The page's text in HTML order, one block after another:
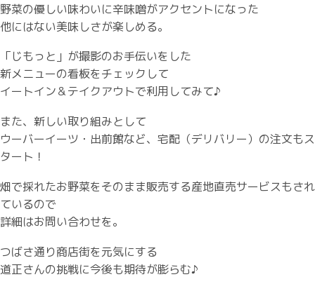
野菜の優しい味わいに辛味噌がアクセントになった
他にはない美味しさが楽しめる。
「じもっと」が撮影のお手伝いをした
新メニューの看板をチェックして
イートイン＆テイクアウトで利用してみて♪
また、新しい取り組みとして
ウーバーイーツ・出前館など、宅配（デリバリー）の注文もス
タート！
畑で採れたお野菜をそのまま販売する産地直売サービスもされ
ているので
詳細はお問い合わせを。
つばさ通り商店街を元気にする
道正さんの挑戦に今後も期待が膨らむ♪